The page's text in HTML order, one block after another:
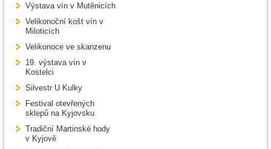
Výstava vín v Mutěnicích
Velikonoční košt vín v
Miloticích
Velikonoce ve skanzenu
19. výstava vín v
Kostelci
Silvestr U Kulky
Festival otevřených
sklepů na Kyjovsku
Tradiční Martinské hody
v Kyjově